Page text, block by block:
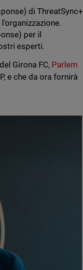
di ThreatSync+
per il
esperti.
Girona FC, Parlem
e che da ora fornirà